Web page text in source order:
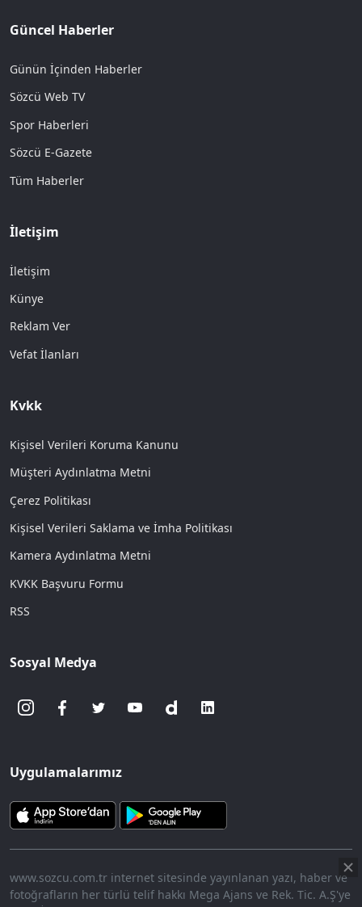
Güncel Haberler
Günün İçinden Haberler
Sözcü Web TV
Spor Haberleri
Sözcü E-Gazete
Tüm Haberler
İletişim
İletişim
Künye
Reklam Ver
Vefat İlanları
Kvkk
Kişisel Verileri Koruma Kanunu
Müşteri Aydınlatma Metni
Çerez Politikası
Kişisel Verileri Saklama ve İmha Politikası
Kamera Aydınlatma Metni
KVKK Başvuru Formu
RSS
Sosyal Medya
Uygulamalarımız
www.sozcu.com.tr internet sitesinde yayınlanan yazı, haber ve
fotoğrafların her türlü telif hakkı Mega Ajans ve Rek. Tic. A.Ş'ye